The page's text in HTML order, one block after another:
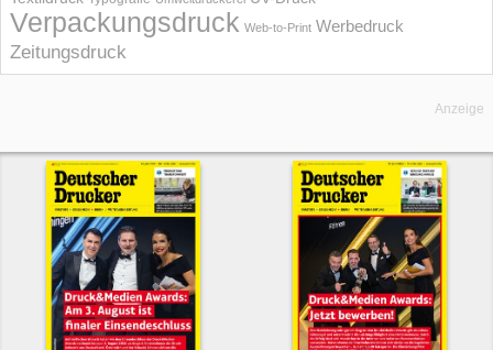
Verpackungsdruck Web-to-Print Werbedruck
Zeitungsdruck
Anzeige